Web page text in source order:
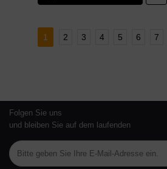
1 2 3 4 5 6 7
Folgen Sie uns
und bleiben Sie auf dem laufenden